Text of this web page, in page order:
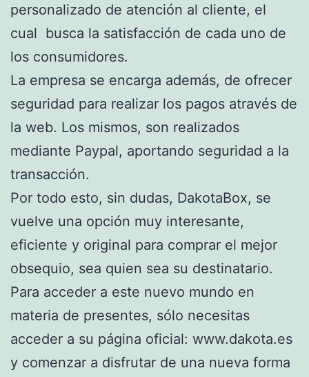
personalizado de atención al cliente, el
cual busca la satisfacción de cada uno de
los consumidores.
La empresa se encarga además, de ofrecer
seguridad para realizar los pagos através de
la web. Los mismos, son realizados
mediante Paypal, aportando seguridad a la
transacción.
Por todo esto, sin dudas, DakotaBox, se
vuelve una opción muy interesante,
eficiente y original para comprar el mejor
obsequio, sea quien sea su destinatario.
Para acceder a este nuevo mundo en
materia de presentes, sólo necesitas
acceder a su página oficial: www.dakota.es
y comenzar a disfrutar de una nueva forma